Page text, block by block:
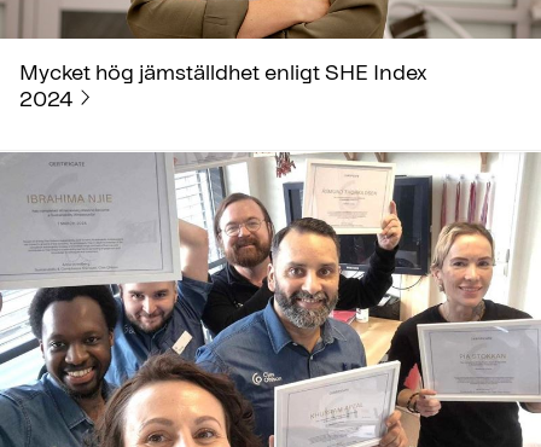
Mycket hög jämställdhet enligt SHE Index
2024